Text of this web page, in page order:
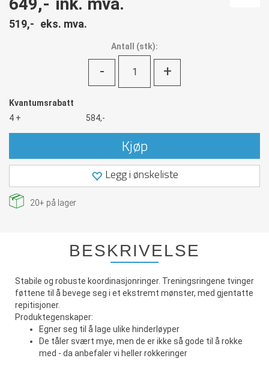
519,- eks. mva.
Antall (stk):
- +
Kvantumsrabatt
4 +
584,-
Kjøp
Legg i ønskeliste
20+ på lager
BESKRIVELSE
Stabile og robuste koordinasjonringer. Treningsringene tvinger
føttene til å bevege seg i et ekstremt mønster, med gjentatte
repitisjoner.
Produktegenskaper:
Egner seg til å lage ulike hinderløyper
De tåler svært mye, men de er ikke så gode til å rokke
med - da anbefaler vi heller rokkeringer